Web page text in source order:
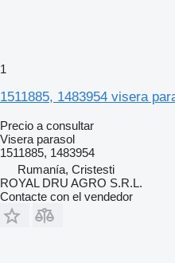
1
1511885, 1483954 visera
Precio a consultar
Visera parasol
1511885, 1483954
Rumanía, Cristesti
ROYAL DRU AGRO S.R.L.
Contacte con el vendedor